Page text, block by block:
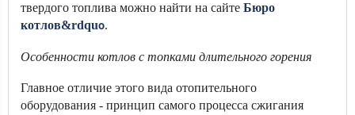
твердого топлива можно найти на сайте Бюро
котлов&rdquo.
Особенности котлов с топками длительного горения
Главное отличие этого вида отопительного
оборудования - принцип самого процесса сжигания